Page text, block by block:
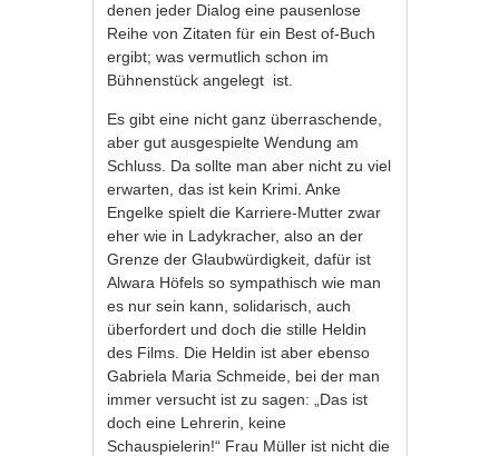
denen jeder Dialog eine pausenlose
Reihe von Zitaten für ein Best of-Buch
ergibt; was vermutlich schon im
Bühnenstück angelegt ist.
Es gibt eine nicht ganz überraschende,
aber gut ausgespielte Wendung am
Schluss. Da sollte man aber nicht zu viel
erwarten, das ist kein Krimi. Anke
Engelke spielt die Karriere-Mutter zwar
eher wie in Ladykracher, also an der
Grenze der Glaubwürdigkeit, dafür ist
Alwara Höfels so sympathisch wie man
es nur sein kann, solidarisch, auch
überfordert und doch die stille Heldin
des Films. Die Heldin ist aber ebenso
Gabriela Maria Schmeide, bei der man
immer versucht ist zu sagen: „Das ist
doch eine Lehrerin, keine
Schauspielerin!“ Frau Müller ist nicht die